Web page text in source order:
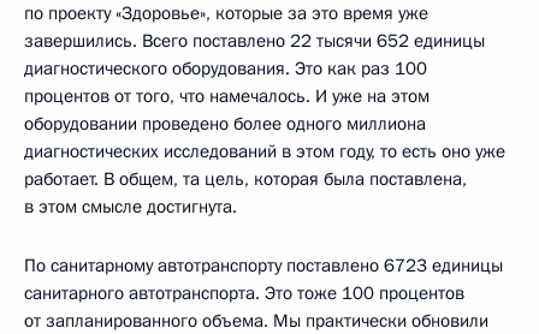
по проекту «Здоровье», которые за это время уже
завершились. Всего поставлено 22 тысячи 652 единицы
диагностического оборудования. Это как раз 100
процентов от того, что намечалось. И уже на этом
оборудовании проведено более одного миллиона
диагностических исследований в этом году, то есть оно уже
работает. В общем, та цель, которая была поставлена,
в этом смысле достигнута.
По санитарному автотранспорту поставлено 6723 единицы
санитарного автотранспорта. Это тоже 100 процентов
от запланированного объема. Мы практически обновили